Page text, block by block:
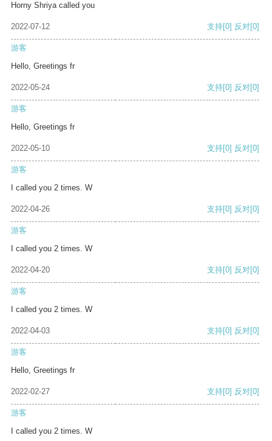
Horny Shriya called you
2022-07-12 支持[0] 反对[0]
游客
Hello, Greetings fr
2022-05-24 支持[0] 反对[0]
游客
Hello, Greetings fr
2022-05-10 支持[0] 反对[0]
游客
I called you 2 times. W
2022-04-26 支持[0] 反对[0]
游客
I called you 2 times. W
2022-04-20 支持[0] 反对[0]
游客
I called you 2 times. W
2022-04-03 支持[0] 反对[0]
游客
Hello, Greetings fr
2022-02-27 支持[0] 反对[0]
游客
I called you 2 times. W